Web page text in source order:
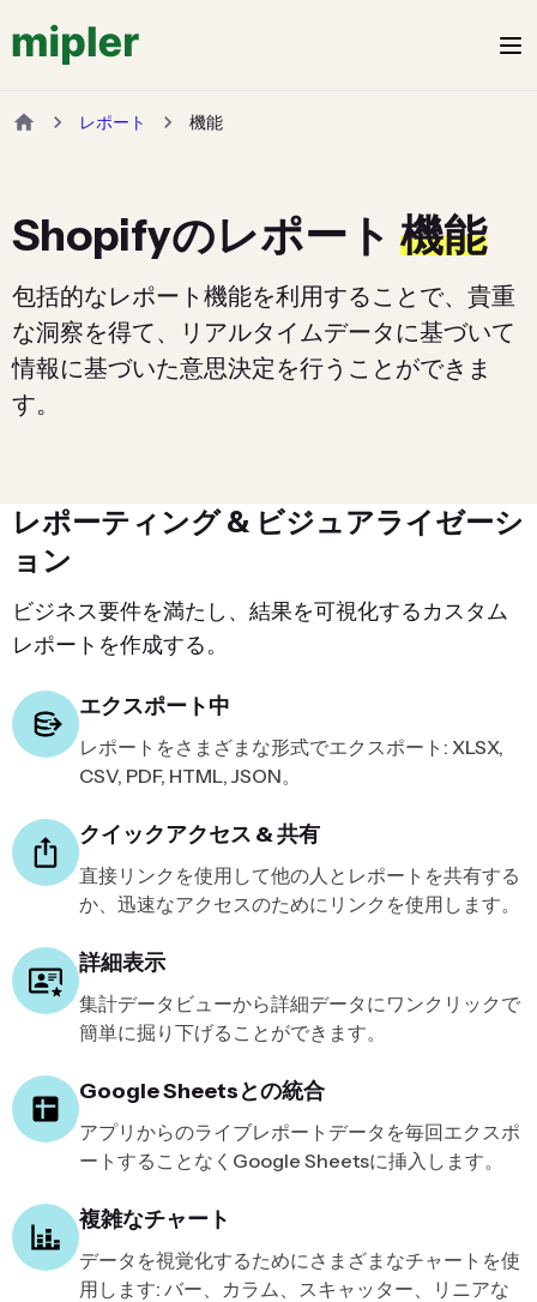
レポート 機能
Shopifyのレポート機能
包括的なレポート機能を利用することで、貴重
な洞察を得て、リアルタイムデータに基づいて
情報に基づいた意思決定を行うことができま
す。
レポーティング & ビジュアライゼーシ
ョン
ビジネス要件を満たし、結果を可視化するカスタム
レポートを作成する。
エクスポート中
レポートをさまざまな形式でエクスポート: XLSX,
CSV, PDF, HTML, JSON。
クイックアクセス & 共有
直接リンクを使用して他の人とレポートを共有する
か、迅速なアクセスのためにリンクを使用します。
詳細表示
集計データビューから詳細データにワンクリックで
簡単に掘り下げることができます。
Google Sheetsとの統合
アプリからのライブレポートデータを毎回エクスポ
ートすることなくGoogle Sheetsに挿入します。
複雑なチャート
データを視覚化するためにさまざまなチャートを使
用します: バー、カラム、スキャッター、リニアな